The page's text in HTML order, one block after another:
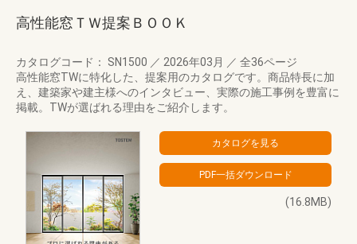
高性能窓ＴＷ提案ＢＯＯＫ
カタログコード： SN1500 ／ 2026年03月 ／ 全36ページ
高性能窓TWに特化した、提案用のカタログです。商品特長に加
え、建築家や建主様へのインタビュー、実際の施工事例を豊富に
掲載。TWが選ばれる理由をご紹介します。
(16.8MB)